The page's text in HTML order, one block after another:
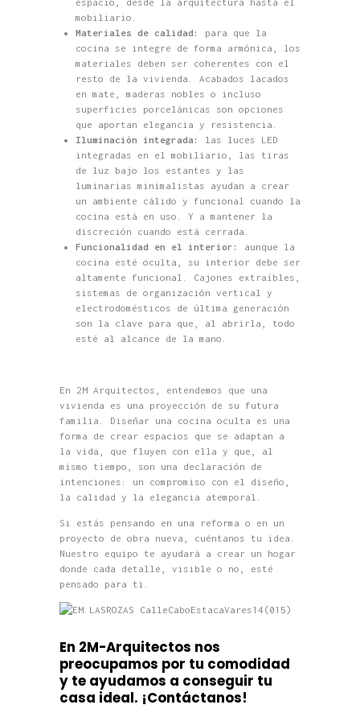
mobiliario.
Materiales de calidad:
para que la
cocina se integre de forma armónica, los
materiales deben ser coherentes con el
resto de la vivienda. Acabados lacados
en mate, maderas nobles o incluso
superficies porcelánicas son opciones
que aportan elegancia y resistencia.
Iluminación integrada:
las luces LED
integradas en el mobiliario, las tiras
de luz bajo los estantes y las
luminarias minimalistas ayudan a crear
un ambiente cálido y funcional cuando la
cocina está en uso. Y a mantener la
discreción cuando está cerrada.
Funcionalidad en el interior:
aunque la
cocina esté oculta, su interior debe ser
altamente funcional. Cajones extraíbles,
sistemas de organización vertical y
electrodomésticos de última generación
son la clave para que, al abrirla, todo
esté al alcance de la mano.
En 2M Arquitectos, entendemos que una
vivienda es una proyección de su futura
familia. Diseñar una cocina oculta es una
forma de crear espacios que se adaptan a
la vida, que fluyen con ella y que, al
mismo tiempo, son una declaración de
intenciones: un compromiso con el diseño,
la calidad y la elegancia atemporal.
Si estás pensando en una reforma o en un
proyecto de obra nueva, cuéntanos tu idea.
Nuestro equipo te ayudará a crear un hogar
donde cada detalle, visible o no, esté
pensado para ti.
En 2M-Arquitectos nos
preocupamos por tu comodidad
y te ayudamos a conseguir tu
casa ideal. ¡Contáctanos!